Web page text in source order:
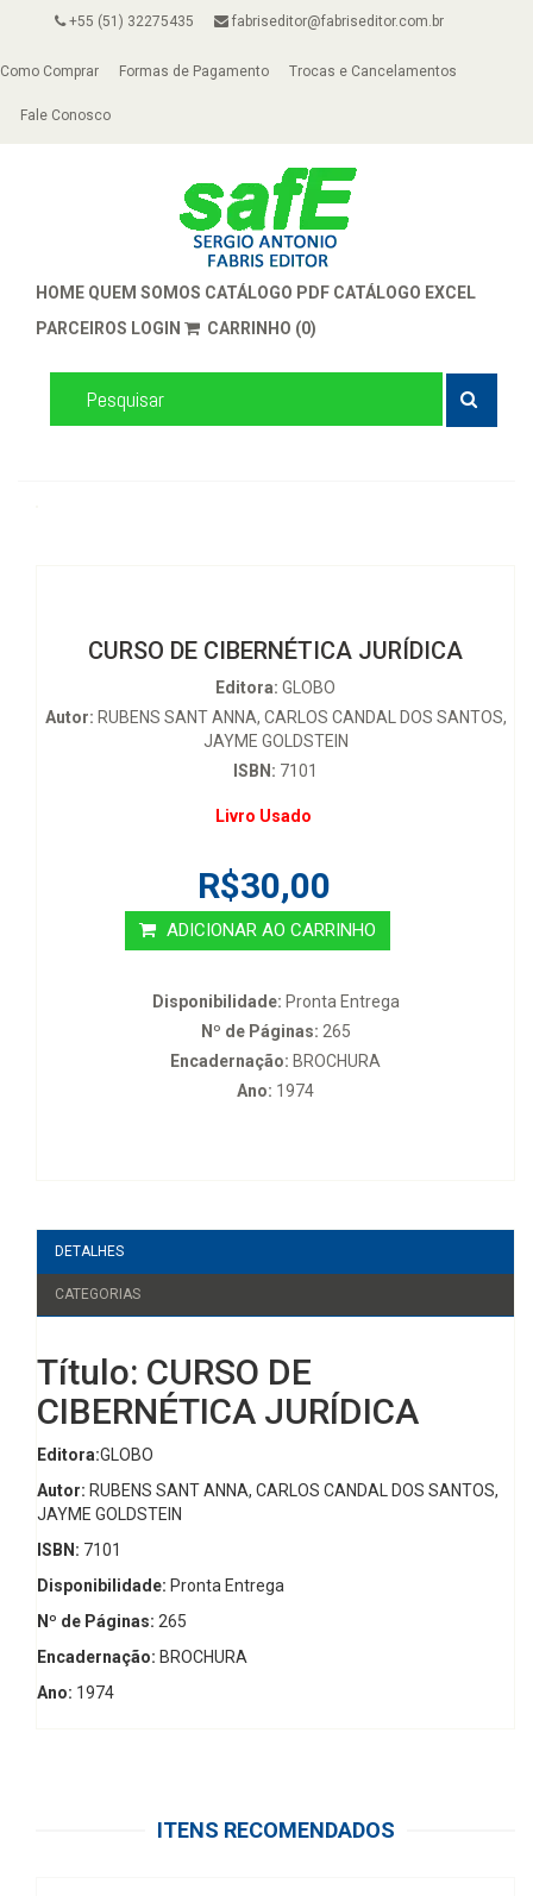
+55 (51) 32275435 fabriseditor@fabriseditor.com.br
Como Comprar Formas de Pagamento Trocas e Cancelamentos
Fale Conosco
HOME QUEM SOMOS CATÁLOGO PDF CATÁLOGO EXCEL
PARCEIROS LOGIN CARRINHO (0)
CURSO DE CIBERNÉTICA JURÍDICA
Editora: GLOBO
Autor: RUBENS SANT ANNA, CARLOS CANDAL DOS SANTOS,
JAYME GOLDSTEIN
ISBN: 7101
Livro Usado
R$30,00
ADICIONAR AO CARRINHO
Disponibilidade: Pronta Entrega
Nº de Páginas: 265
Encadernação: BROCHURA
Ano: 1974
DETALHES
CATEGORIAS
Título: CURSO DE
CIBERNÉTICA JURÍDICA
Editora:GLOBO
Autor: RUBENS SANT ANNA, CARLOS CANDAL DOS SANTOS,
JAYME GOLDSTEIN
ISBN: 7101
Disponibilidade: Pronta Entrega
Nº de Páginas: 265
Encadernação: BROCHURA
Ano: 1974
ITENS RECOMENDADOS